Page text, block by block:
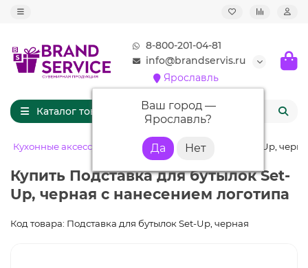
8-800-201-04-81
info@brandservis.ru
Ярославль
Ваш город —
Ярославль?
Каталог товаров
Кухонные аксессуары Подставка для бутылок Set-Up,
Купить Подставка для бутылок Set-
Up, черная с нанесением логотипа
Код товара: Подставка для бутылок Set-Up, черная